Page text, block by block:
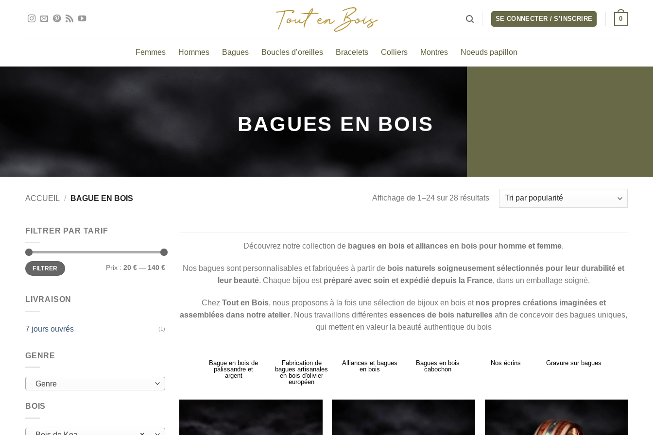
SE CONNECTER / S’INSCRIRE 0
Femmes Hommes Bagues Boucles d’oreilles Bracelets Colliers Montres Noeuds papillon
BAGUES EN BOIS
ACCUEIL / BAGUE EN BOIS Affichage de 1–24 sur 28 résultatsTrié
par
FILTRER PAR TARIF
Prix
min
Prix
maxFILTRER Prix : 20 €— 140 €
LIVRAISON
7 jours ouvrés (1)
GENRE
Genre
BOIS
Découvrez notre collection de bagues en bois et alliances en bois pour homme et femme.
Nos bagues sont personnalisables et fabriquées à partir de bois naturels soigneusement sélectionnés pour leur durabilité et
leur beauté. Chaque bijou est préparé avec soin et expédié depuis la France, dans un emballage soigné.
Chez Tout en Bois, nous proposons à la fois une sélection de bijoux en bois et nos propres créations imaginées et
assemblées dans notre atelier. Nous travaillons différentesessences de bois naturelles afin de concevoir des bagues uniques,
qui mettent en valeur la beauté authentique du bois
Bague en bois de
palissandre et
argent
Fabrication de
bagues artisanales
en bois d'olivier
européen
Alliances et bagues
en bois
Bagues en bois
cabochon
Nos écrins Gravure sur bagues